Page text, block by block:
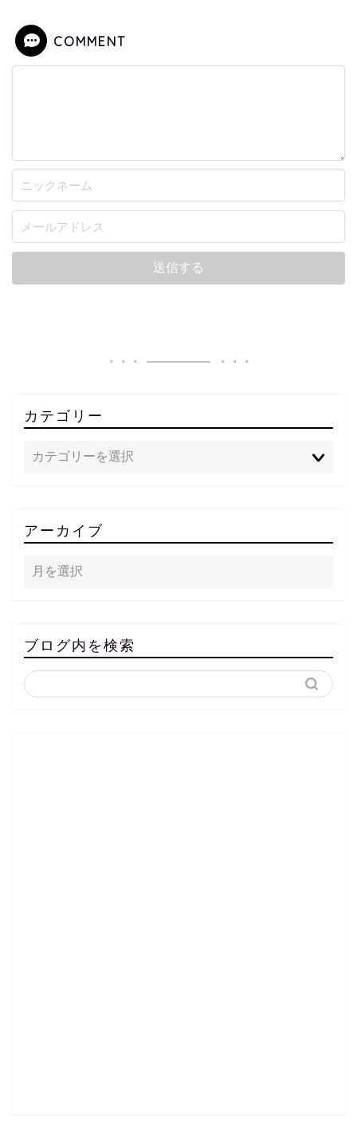
COMMENT
カテゴリー
アーカイブ
ブログ内を検索